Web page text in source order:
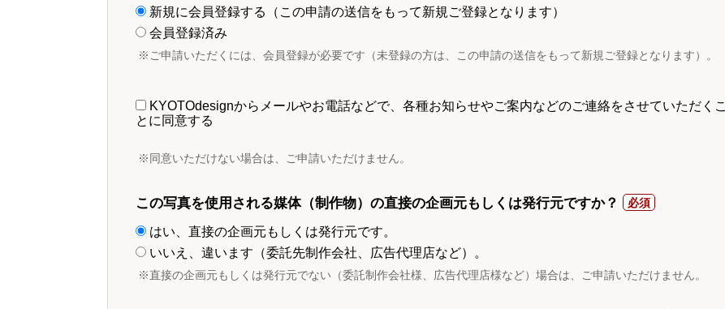
新規に会員登録する（この申請の送信をもって新規ご登録となります）
会員登録済み
※ご申請いただくには、会員登録が必要です（未登録の方は、この申請の送信をもって新規ご登録となります）。
KYOTOdesignからメールやお電話などで、各種お知らせやご案内などのご連絡をさせていただくこ
とに同意する
※同意いただけない場合は、ご申請いただけません。
この写真を使用される媒体（制作物）の直接の企画元もしくは発行元ですか？
はい、直接の企画元もしくは発行元です。
いいえ、違います（委託先制作会社、広告代理店など）。
※直接の企画元もしくは発行元でない（委託制作会社様、広告代理店様など）場合は、ご申請いただけません。